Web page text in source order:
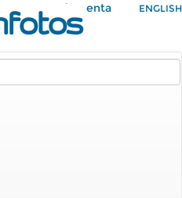
Mi Cuenta ENGLISH